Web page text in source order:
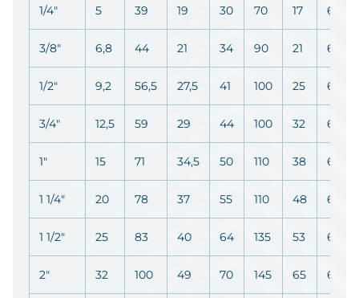
1/4" 5 39 19 30 70 17 63
3/8" 6,8 44 21 34 90 21 63
1/2" 9,2 56,5 27,5 41 100 25 63
3/4" 12,5 59 29 44 100 32 63
1" 15 71 34,5 50 110 38 63
1 1/4" 20 78 37 55 110 48 63
1 1/2" 25 83 40 64 135 53 63
2" 32 100 49 70 145 65 63